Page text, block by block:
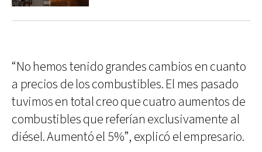
“No hemos tenido grandes cambios en cuanto
a precios de los combustibles. El mes pasado
tuvimos en total creo que cuatro aumentos de
combustibles que referían exclusivamente al
diésel. Aumentó el 5%”, explicó el empresario.